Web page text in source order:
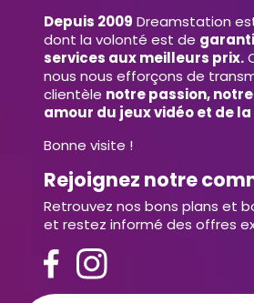
Depuis 2009 Dreamstation
dont la volonté est de
services aux meilleurs prix.
nous nous efforçons de
clientèle notre passion,
amour du jeux vidéo et de
Bonne visite !
Rejoignez notre
Retrouvez nos bons plans et
et restez informé des offres